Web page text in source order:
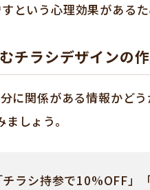
という心理効果があるた
チラシデザインの
に関係がある情報かど
しょう。
チラシ持参で10%OFF」